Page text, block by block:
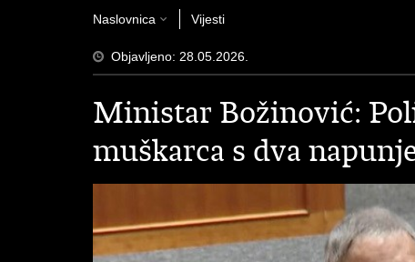
Naslovnica Vijesti
Objavljeno: 28.05.2026.
Ministar Božinović:
muškarca s dva